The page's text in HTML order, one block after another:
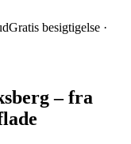
Gratis besigtigelse ·
– fra